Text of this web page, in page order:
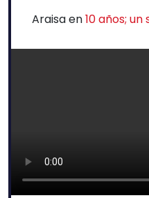
Araisaen10 años; un